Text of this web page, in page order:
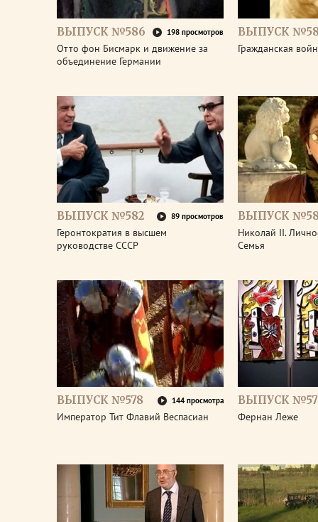
ВЫПУСК №586 198 просмотров
Отто фон Бисмарк и движение за
объединение Германии
ВЫПУСК
Гражданская
ВЫПУСК №582 89 просмотров
Геронтократия в высшем
руководстве СССР
ВЫПУСК
Николай II.
Семья
ВЫПУСК №578 144 просмотра
Император Тит Флавий Веспасиан
ВЫПУСК
Фернан Леже